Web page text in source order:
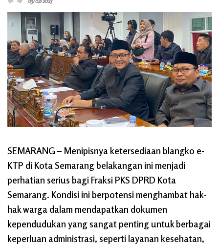
SEMARANG – Menipisnya ketersediaan blangko e-
KTP di Kota Semarang belakangan ini menjadi
perhatian serius bagi Fraksi PKS DPRD Kota
Semarang. Kondisi ini berpotensi menghambat hak-
hak warga dalam mendapatkan dokumen
kependudukan yang sangat penting untuk berbagai
keperluan administrasi, seperti layanan kesehatan,